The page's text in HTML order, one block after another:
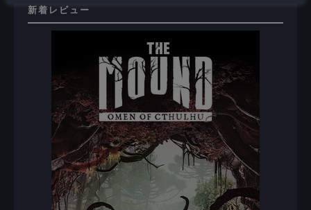
新着レビュー